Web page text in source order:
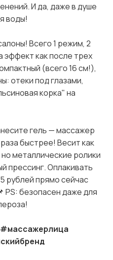
И да, даже в душе
воды!
Всего 1 режим, 2
эффект как после трех
(всего 16 см!),
отеки под глазами,
корка" на
гель — массажер
быстрее! Весит как
металлические ролики
прессинг. Оплакивать
рублей прямо сейчас
PS: безопасен даже для